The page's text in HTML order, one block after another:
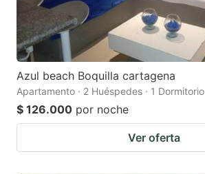
Azul beach Boquilla cartagena
Apartamento · 2 Huéspedes · 1 Dormitorio
$ 126.000 por noche
Ver oferta